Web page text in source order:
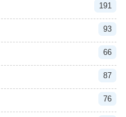
191
93
66
87
76